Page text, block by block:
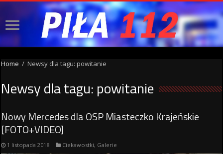
Home / Newsy dla tagu: powitanie
Newsy dla tagu: powitanie
Nowy Mercedes dla OSP Miasteczko Krajeńskie
[FOTO+VIDEO]
1 listopada 2018 Ciekawostki, Galerie